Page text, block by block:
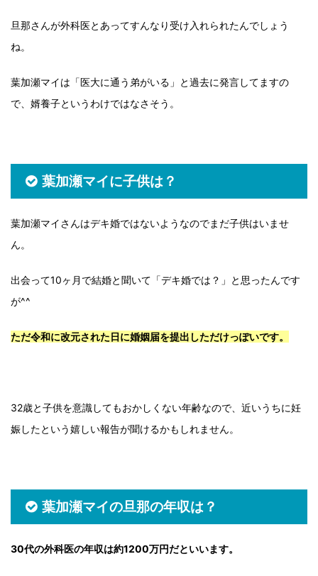
旦那さんが外科医とあってすんなり受け入れられたんでしょう
ね。
葉加瀬マイは「医大に通う弟がいる」と過去に発言してますの
で、婿養子というわけではなさそう。
葉加瀬マイに子供は？
葉加瀬マイさんはデキ婚ではないようなのでまだ子供はいませ
ん。
出会って10ヶ月で結婚と聞いて「デキ婚では？」と思ったんです
が^^
ただ令和に改元された日に婚姻届を提出しただけっぽいです。
32歳と子供を意識してもおかしくない年齢なので、近いうちに妊
娠したという嬉しい報告が聞けるかもしれません。
葉加瀬マイの旦那の年収は？
30代の外科医の年収は約1200万円だといいます。